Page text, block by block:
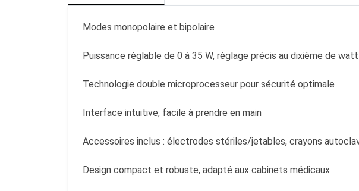
Modes monopolaire et bipolaire
Puissance réglable de 0 à 35 W, réglage précis au dixième de watt
Technologie double microprocesseur pour sécurité optimale
Interface intuitive, facile à prendre en main
Accessoires inclus : électrodes stériles/jetables, crayons
Design compact et robuste, adapté aux cabinets médicaux